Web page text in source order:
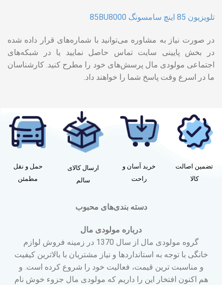
تلویزیون 85 اینچ سامسونگ 85BU8000
در صورت نیاز به مشاوره می‌توانید با شماره‌های قرار داده شده
در بخش پایینی سایت تماس حاصل نمایید یا در شبکه‌های
اجتماعی مولودی مال پرسش‌های خود را مطرح کنید. کارشناسان
ما در اسرع وقت پاسخ شما را خواهند داد.
تضمین اصالت
کالا
خرید آسان و
راحت
ارسال کالای
سالم
حمل و نقل
مطمئن
دسته بندی‌های محبوب
درباره مولودی مال
گروه مولودی مال از سال 1370 در زمینه فروش لوازم
خانگی با توجه به استانداردها و نیاز مشتریان با بالاترین کیفیت
و مناسبت ترین قیمت، فعالیت خود را شروع کرده است. و
هم اکنون افتخار این را داریم که مولودی مال جزوء خوش نام